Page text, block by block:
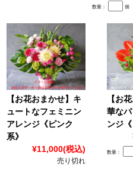
数量： 個
【お花おまかせ】キ
ュートなフェミニン
アレンジ《ピンク
系》
¥11,000(税込)
売り切れ
【お
華な
ンジ
数量：